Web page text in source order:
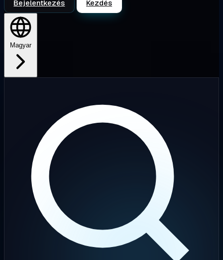
Bejelentkezés Kezdés
Magyar